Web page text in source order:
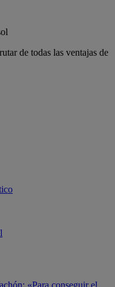
de todas las ventajas de
«Para conseguir el